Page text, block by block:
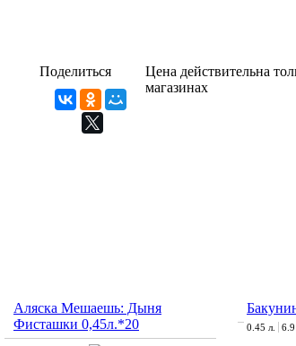
Поделиться
Цена действительна
магазинах
Аляска Мешаешь: Дыня
Фисташки 0,45л.*20
0.45 л.